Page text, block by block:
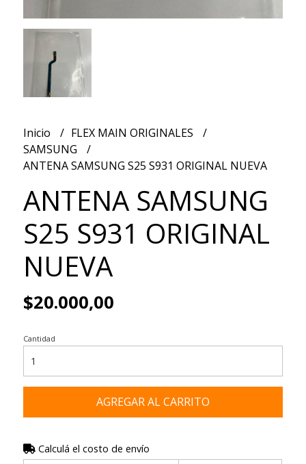
Inicio
FLEX MAIN ORIGINALES
SAMSUNG
ANTENA SAMSUNG S25 S931 ORIGINAL NUEVA
ANTENA SAMSUNG
S25 S931 ORIGINAL
NUEVA
$20.000,00
Cantidad
AGREGAR AL CARRITO
Calculá el costo de envío